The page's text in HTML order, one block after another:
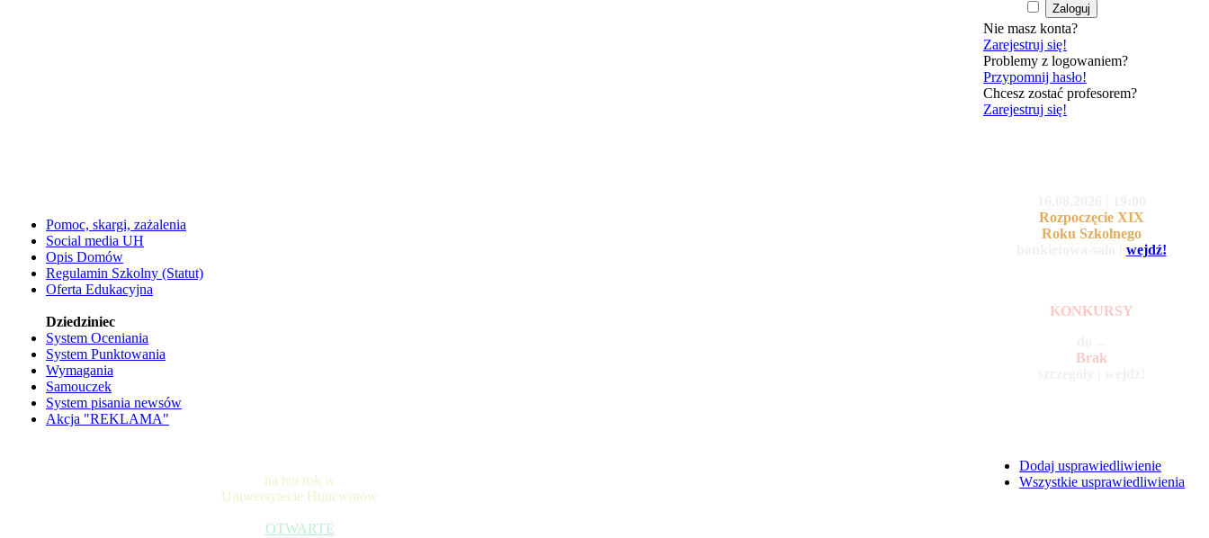
Pomoc, skargi, zażalenia
Social media UH
Opis Domów
Regulamin Szkolny (Statut)
Oferta Edukacyjna
Dziedziniec
System Oceniania
System Punktowania
Wymagania
Samouczek
System pisania newsów
Akcja "REKLAMA"
na ten rok w
Uniwersytecie Huncwotów
OTWARTE
Nie masz konta?
Zarejestruj się!
Problemy z logowaniem?
Przypomnij hasło!
Chcesz zostać profesorem?
Zarejestruj się!
Rozpoczęcie XIX
Roku Szkolnego
wejdź!
KONKURSY
Brak
Dodaj usprawiedliwienie
Wszystkie usprawiedliwienia